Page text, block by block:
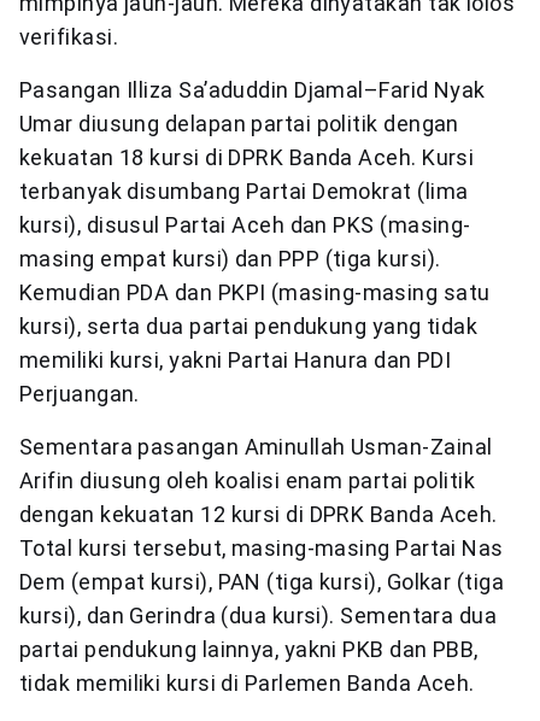
verifikasi.
Pasangan Illiza Sa’aduddin Djamal–Farid Nyak
Umar diusung delapan partai politik dengan
kekuatan 18 kursi di DPRK Banda Aceh. Kursi
terbanyak disumbang Partai Demokrat (lima
kursi), disusul Partai Aceh dan PKS (masing-
masing empat kursi) dan PPP (tiga kursi).
Kemudian PDA dan PKPI (masing-masing satu
kursi), serta dua partai pendukung yang tidak
memiliki kursi, yakni Partai Hanura dan PDI
Perjuangan.
Sementara pasangan Aminullah Usman-Zainal
Arifin diusung oleh koalisi enam partai politik
dengan kekuatan 12 kursi di DPRK Banda Aceh.
Total kursi tersebut, masing-masing Partai Nas
Dem (empat kursi), PAN (tiga kursi), Golkar (tiga
kursi), dan Gerindra (dua kursi). Sementara dua
partai pendukung lainnya, yakni PKB dan PBB,
tidak memiliki kursi di Parlemen Banda Aceh.